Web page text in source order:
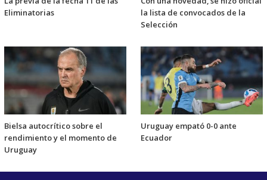
Eliminatorias
la lista de convocados de la
Selección
Bielsa autocrítico sobre el
rendimiento y el momento de
Uruguay
Uruguay empató 0-0 ante
Ecuador